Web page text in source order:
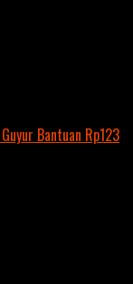
Bantuan Rp123